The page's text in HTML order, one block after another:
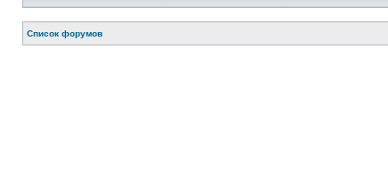
Список форумов